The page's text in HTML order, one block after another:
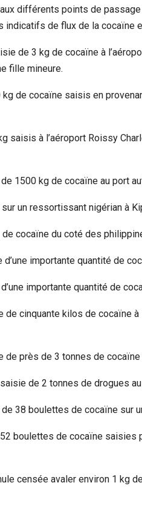
aux différents points de
indicatifs de flux de la cocaïne
de 3 kg de cocaïne à
fille mineure.
kg de cocaïne saisis en
saisis à l’aéroport Roissy
1500 kg de cocaïne au port
sur un ressortissant nigérian à
de cocaïne du coté des
d’une importante quantité de
importante quantité de
de cinquante kilos de cocaïne
de près de 3 tonnes de cocaïne
de 2 tonnes de drogues
38 boulettes de cocaïne sur
boulettes de cocaïne saisies
censée avaler environ 1 kg